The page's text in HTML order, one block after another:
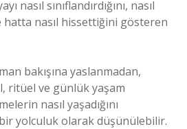
nasıl sınıflandırdığını, nasıl
hatta nasıl hissettiğini gösteren
bakışına yaslanmadan,
ritüel ve günlük yaşam
nasıl yaşadığını
yolculuk olarak düşünülebilir.